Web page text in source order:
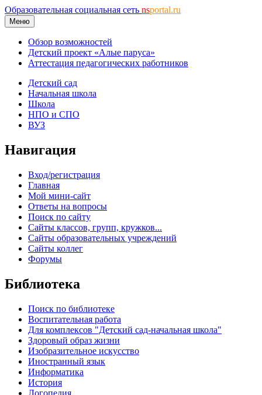
Образовательная социальная сеть nsportal.ru
Меню
Обзор возможностей
Детский проект «Алые паруса»
Аттестация педагогических работников
Детский сад
Начальная школа
Школа
НПО и СПО
ВУЗ
Навигация
Вход/регистрация
Главная
Мой мини-сайт
Ответы на вопросы
Поиск по сайту
Сайты классов, групп, кружков...
Сайты образовательных учреждений
Сайты коллег
Форумы
Библиотека
Поиск по библиотеке
Воспитательная работа
Для комплексов "Детский сад-начальная школа"
Здоровый образ жизни
Изобразительное искусство
Иностранный язык
Информатика
История
Логопедия